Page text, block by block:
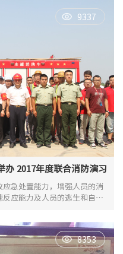
9337
办 2017年度联合消防演习
急处置能力，增强人员的消
应能力及人员的逃生和自救
团、中远海运公司举办2017
8353